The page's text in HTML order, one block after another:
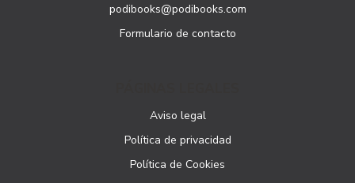
podibooks@podibooks.com
Formulario de contacto
Aviso legal
Política de privacidad
Política de Cookies